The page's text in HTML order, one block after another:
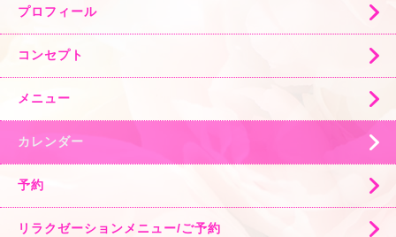
プロフィール
コンセプト
メニュー
カレンダー
予約
リラクゼーションメニュー/ご予約